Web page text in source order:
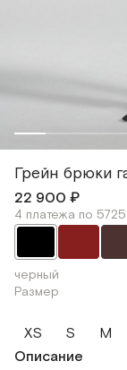
Грейн брюки
22 900 ₽
4 платежа по
черный
Размер
XS S
M
Описание